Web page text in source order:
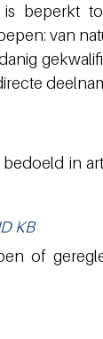
is beperkt
van
bedoeld in
KB
of